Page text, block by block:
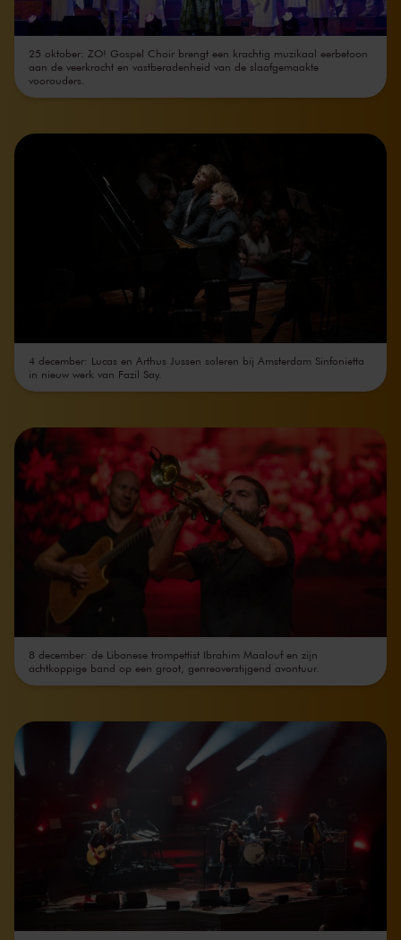
25 oktober: ZO! Gospel Choir brengt een krachtig muzikaal eerbetoon
aan de veerkracht en vastberadenheid van de slaafgemaakte
voorouders.
4 december: Lucas en Arthus Jussen soleren bij Amsterdam Sinfonietta
in nieuw werk van Fazil Say.
8 december: de Libanese trompettist Ibrahim Maalouf en zijn
achtkoppige band op een groot, genreoverstijgend avontuur.